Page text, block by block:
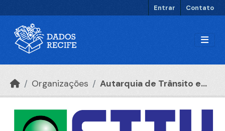
Entrar Contato
Organizações Autarquia de Trânsito e...